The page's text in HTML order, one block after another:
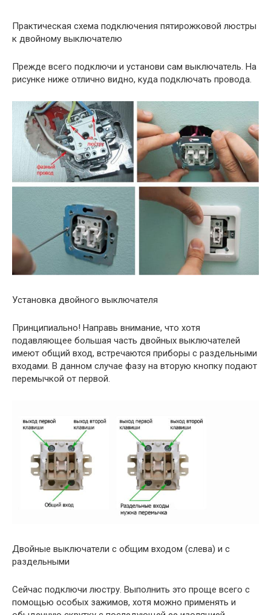
Практическая схема подключения пятирожковой люстры
к двойному выключателю
Прежде всего подключи и установи сам выключатель. На
рисунке ниже отлично видно, куда подключать провода.
Установка двойного выключателя
Принципиально! Направь внимание, что хотя
подавляющее большая часть двойных выключателей
имеют общий вход, встречаются приборы с раздельными
входами. В данном случае фазу на вторую кнопку подают
перемычкой от первой.
Двойные выключатели с общим входом (слева) и с
раздельными
Сейчас подключи люстру. Выполнить это проще всего с
помощью особых зажимов, хотя можно применять и